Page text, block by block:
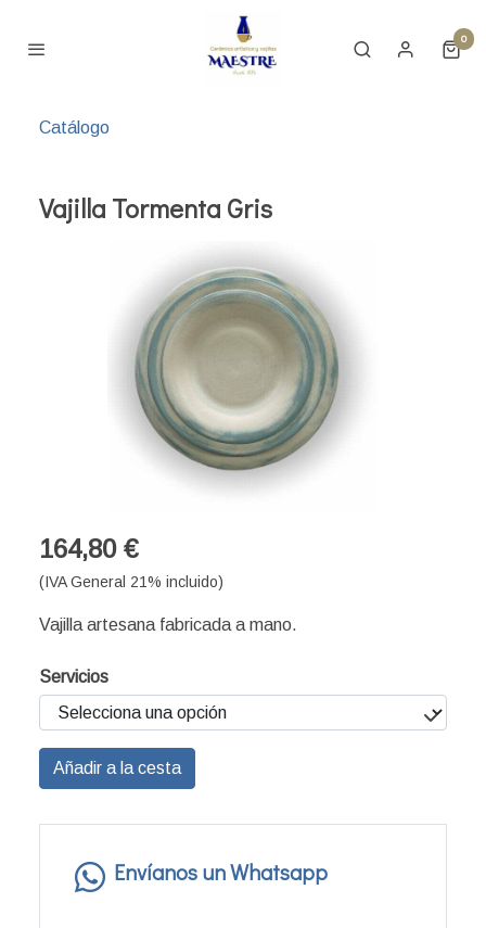
0
Catálogo
Vajilla Tormenta Gris
164,80 €
(IVA General 21% incluido)
Vajilla artesana fabricada a mano.
Servicios
Añadir a la cesta
Envíanos un Whatsapp